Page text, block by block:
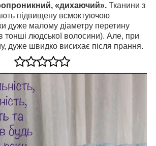
«дихаючий». Тканини з
підвищену всмоктуючою
дуже малому діаметру перетину
тонші людської волосини). Але, при
дуже швидко висихає після прання.